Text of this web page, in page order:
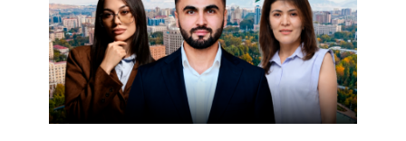
НОВОГО
УСТРОЙСТВА
ОТ
OPENAI